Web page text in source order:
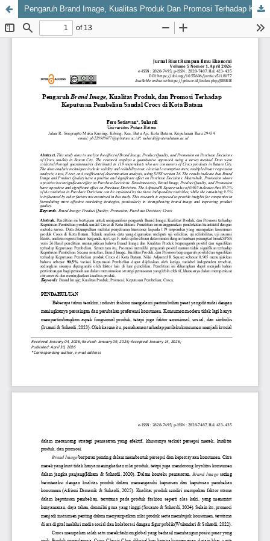
Pengaruh Brand Image, Kualitas Produk Dan Promosi Terhadap Keputusan Pembelian Sandal Crocs Di Kota Batam